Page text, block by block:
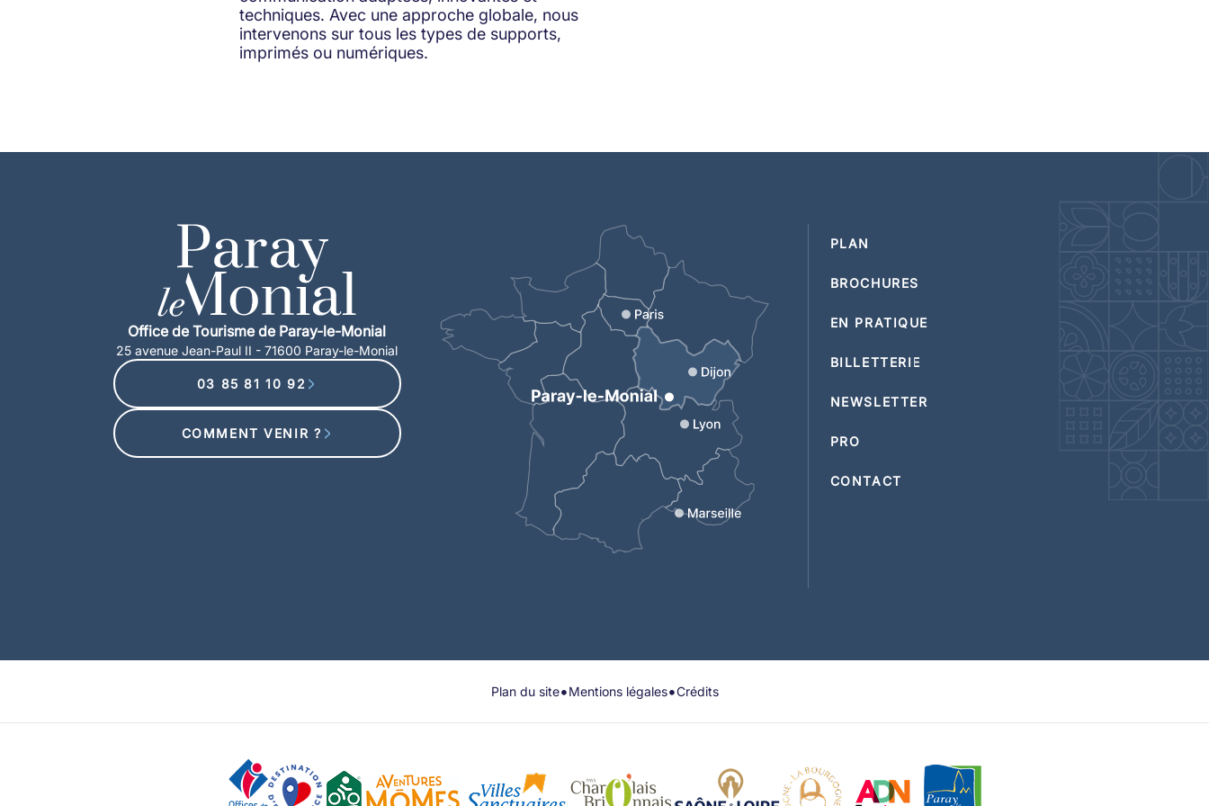
techniques. Avec une approche globale, nous
intervenons sur tous les types de supports,
imprimés ou numériques.
Office de Tourisme de Paray-le-Monial
25 avenue Jean-Paul II - 71600 Paray-le-Monial
03 85 81 10 92
COMMENT VENIR ?
PLAN
BROCHURES
EN PRATIQUE
BILLETTERIE
NEWSLETTER
PRO
CONTACT
Plan du site•Mentions légales•Crédits